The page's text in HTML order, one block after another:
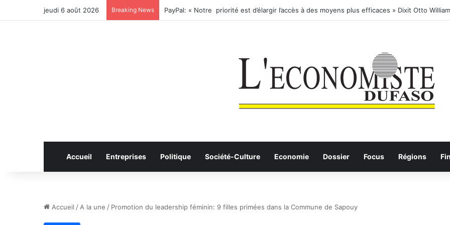
jeudi 6 août 2026 Breaking News
Accueil Entreprises Politique Société-Culture Economie Dossier Focus Régions
Accueil / A la une / Promotion du leadership féminin: 9 filles primées dans la Commune de Sapouy